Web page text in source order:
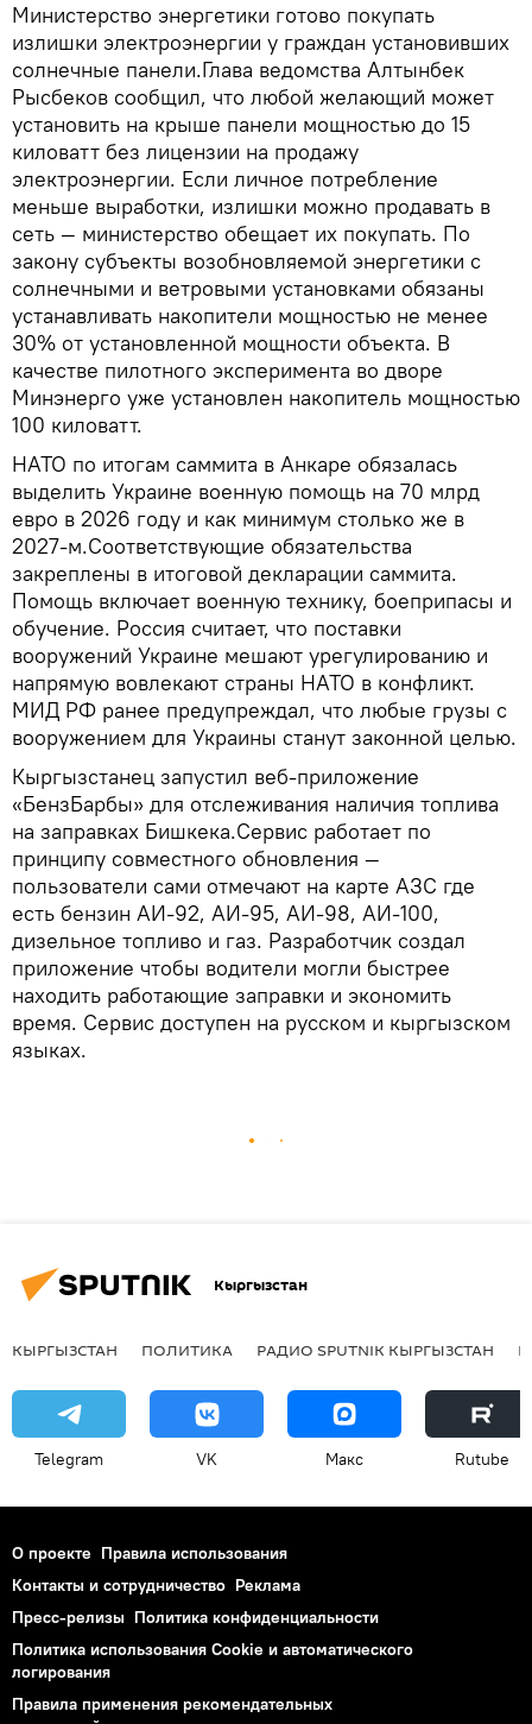
Министерство энергетики готово покупать
излишки электроэнергии у граждан установивших
солнечные панели.Глава ведомства Алтынбек
Рысбеков сообщил, что любой желающий может
установить на крыше панели мощностью до 15
киловатт без лицензии на продажу
электроэнергии. Если личное потребление
меньше выработки, излишки можно продавать в
сеть — министерство обещает их покупать. По
закону субъекты возобновляемой энергетики с
солнечными и ветровыми установками обязаны
устанавливать накопители мощностью не менее
30% от установленной мощности объекта. В
качестве пилотного эксперимента во дворе
Минэнерго уже установлен накопитель мощностью
100 киловатт.
НАТО по итогам саммита в Анкаре обязалась
выделить Украине военную помощь на 70 млрд
евро в 2026 году и как минимум столько же в
2027-м.Соответствующие обязательства
закреплены в итоговой декларации саммита.
Помощь включает военную технику, боеприпасы и
обучение. Россия считает, что поставки
вооружений Украине мешают урегулированию и
напрямую вовлекают страны НАТО в конфликт.
МИД РФ ранее предупреждал, что любые грузы с
вооружением для Украины станут законной целью.
Кыргызстанец запустил веб-приложение
«БензБарбы» для отслеживания наличия топлива
на заправках Бишкека.Сервис работает по
принципу совместного обновления —
пользователи сами отмечают на карте АЗС где
есть бензин АИ-92, АИ-95, АИ-98, АИ-100,
дизельное топливо и газ. Разработчик создал
приложение чтобы водители могли быстрее
находить работающие заправки и экономить
время. Сервис доступен на русском и кыргызском
языках.
Кыргызстан
КЫРГЫЗСТАН ПОЛИТИКА РАДИО SPUTNIK КЫРГЫЗСТАН
Telegram VK Макс Rutube
О проекте Правила использования
Контакты и сотрудничество Реклама
Пресс-релизы Политика конфиденциальности
Политика использования Cookie и автоматического
логирования
Правила применения рекомендательных